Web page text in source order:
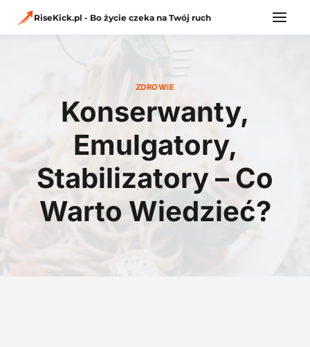
RiseKick.pl - Bo życie czeka na Twój ruch
ZDROWIE
Konserwanty,
Emulgatory,
Stabilizatory – Co
Warto Wiedzieć?